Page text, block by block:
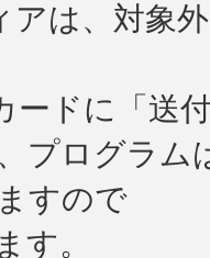
アは、対象
ドに「送
プログラム
すので
す。